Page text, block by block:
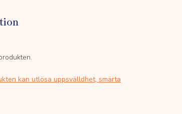
kan utlösa uppsvälldhet, smärta